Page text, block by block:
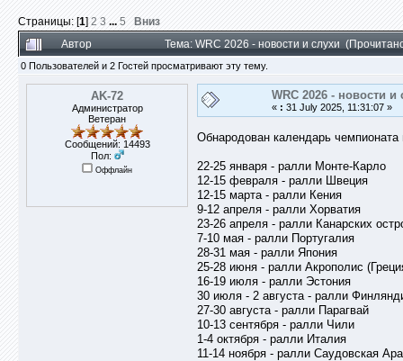
Страницы: [1] 2 3 ... 5
Вниз
Автор
Тема: WRC 2026 - новости и слухи
0 Пользователей и 2 Гостей просматривают эту тему.
AK-72
Администратор
Ветеран
Сообщений: 14493
Пол:
Оффлайн
WRC 2026 - новости и
« : 31 July 2025, 11:31:07 »
Обнародован календарь
22-25 января - ралли Монте-Карло
12-15 февраля - ралли Швеция
12-15 марта - ралли Кения
9-12 апреля - ралли Хорватия
23-26 апреля - ралли Канарских
7-10 мая - ралли Португалия
28-31 мая - ралли Япония
25-28 июня - ралли Акрополис
16-19 июля - ралли Эстония
30 июля - 2 августа - ралли
27-30 августа - ралли Парагвай
10-13 сентября - ралли Чили
1-4 октября - ралли Италия
11-14 ноября - ралли Саудовская